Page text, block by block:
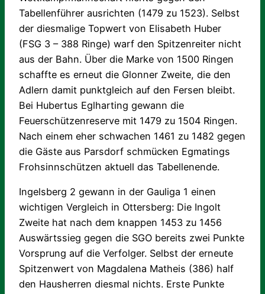
Tabellenführer ausrichten (1479 zu 1523). Selbst
der diesmalige Topwert von Elisabeth Huber
(FSG 3 – 388 Ringe) warf den Spitzenreiter nicht
aus der Bahn. Über die Marke von 1500 Ringen
schaffte es erneut die Glonner Zweite, die den
Adlern damit punktgleich auf den Fersen bleibt.
Bei Hubertus Eglharting gewann die
Feuerschützenreserve mit 1479 zu 1504 Ringen.
Nach einem eher schwachen 1461 zu 1482 gegen
die Gäste aus Parsdorf schmücken Egmatings
Frohsinnschützen aktuell das Tabellenende.
Ingelsberg 2 gewann in der Gauliga 1 einen
wichtigen Vergleich in Ottersberg: Die Ingolt
Zweite hat nach dem knappen 1453 zu 1456
Auswärtssieg gegen die SGO bereits zwei Punkte
Vorsprung auf die Verfolger. Selbst der erneute
Spitzenwert von Magdalena Matheis (386) half
den Hausherren diesmal nichts. Erste Punkte